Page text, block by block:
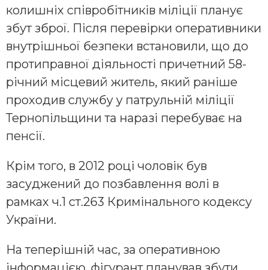
колишніх співробітників міліції планує
збут зброї. Після перевірки оперативники
внутрішньої безпеки встановили, що до
протиправної діяльності причетний 58-
річний місцевий житель, який раніше
проходив службу у патрульній міліції
Тернопільщини та наразі перебуває на
пенсії.
Крім того, в 2012 році чоловік був
засуджений до позбавлення волі в
рамках ч.1 ст.263 Кримінального кодексу
України.
На теперішній час, за оперативною